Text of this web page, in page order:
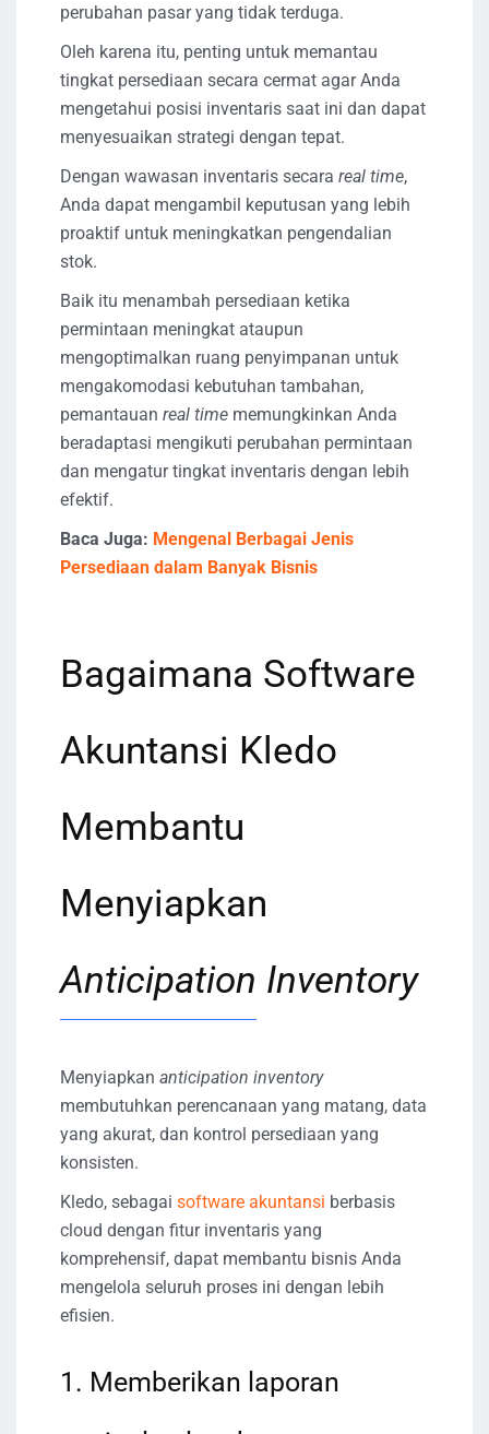
perubahan pasar yang tidak terduga.
Oleh karena itu, penting untuk memantau
tingkat persediaan secara cermat agar Anda
mengetahui posisi inventaris saat ini dan dapat
menyesuaikan strategi dengan tepat.
Dengan wawasan inventaris secara real time,
Anda dapat mengambil keputusan yang lebih
proaktif untuk meningkatkan pengendalian
stok.
Baik itu menambah persediaan ketika
permintaan meningkat ataupun
mengoptimalkan ruang penyimpanan untuk
mengakomodasi kebutuhan tambahan,
pemantauan real time memungkinkan Anda
beradaptasi mengikuti perubahan permintaan
dan mengatur tingkat inventaris dengan lebih
efektif.
Baca Juga: Mengenal Berbagai Jenis
Persediaan dalam Banyak Bisnis
Bagaimana Software
Akuntansi Kledo
Membantu
Menyiapkan
Anticipation Inventory
Menyiapkan anticipation inventory
membutuhkan perencanaan yang matang, data
yang akurat, dan kontrol persediaan yang
konsisten.
Kledo, sebagai software akuntansi berbasis
cloud dengan fitur inventaris yang
komprehensif, dapat membantu bisnis Anda
mengelola seluruh proses ini dengan lebih
efisien.
1. Memberikan laporan